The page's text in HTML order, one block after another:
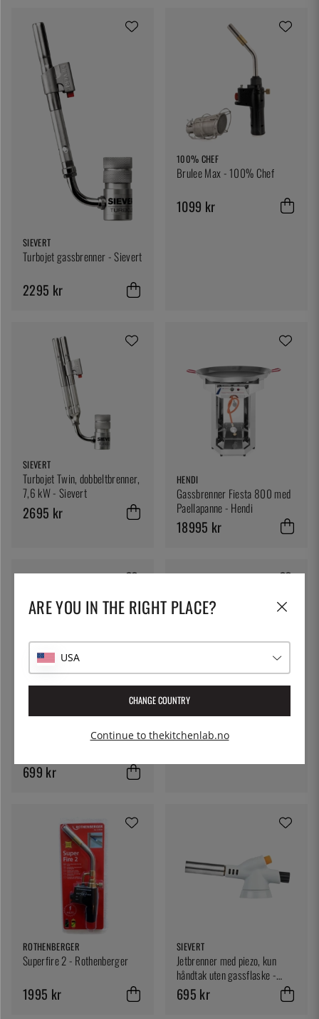
SIEVERT
Turbojet gassbrenner - Sievert
2295 kr
100% CHEF
Brulee Max - 100% Chef
1099 kr
SIEVERT
Turbojet Twin, dobbeltbrenner,
7,6 kW - Sievert
2695 kr
HENDI
Gassbrenner Fiesta 800 med
Paellapanne - Hendi
18995 kr
Bunsenbrenner med
699 kr
bare håndtak - Sievert
875 kr
ROTHENBERGER
Superfire 2 - Rothenberger
1995 kr
SIEVERT
Jetbrenner med piezo, kun
håndtak uten gassflaske -
Sievert
695 kr
ARE YOU IN THE RIGHT PLACE?
USA
CHANGE COUNTRY
Continue to thekitchenlab.no